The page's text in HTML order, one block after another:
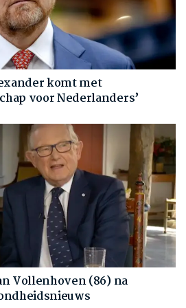
komt met
voor Nederlanders’
Vollenhoven (86) na